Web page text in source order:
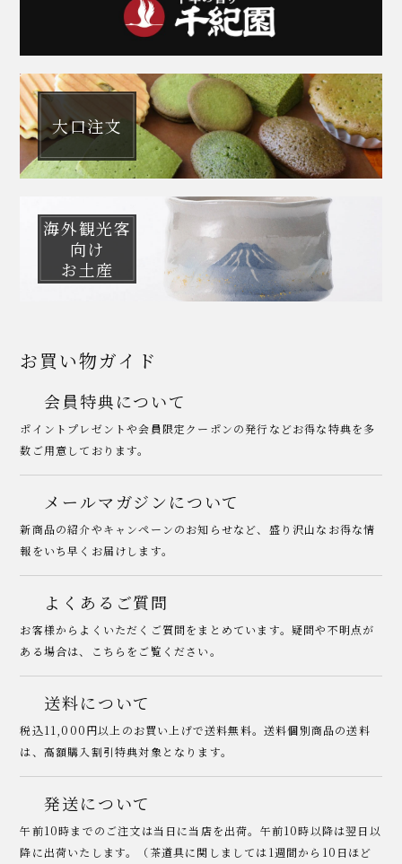
大口注文
海外観光客
向け
お土産
お買い物ガイド
会員特典について
ポイントプレゼントや会員限定クーポンの発行などお得な特典を多
数ご用意しております。
メールマガジンについて
新商品の紹介やキャンペーンのお知らせなど、盛り沢山なお得な情
報をいち早くお届けします。
よくあるご質問
お客様からよくいただくご質問をまとめています。疑問や不明点が
ある場合は、こちらをご覧ください。
送料について
税込11,000円以上のお買い上げで送料無料。送料個別商品の送料
は、高額購入割引特典対象となります。
発送について
午前10時までのご注文は当日に当店を出荷。午前10時以降は翌日以
降に出荷いたします。（茶道具に関しましては1週間から10日ほど